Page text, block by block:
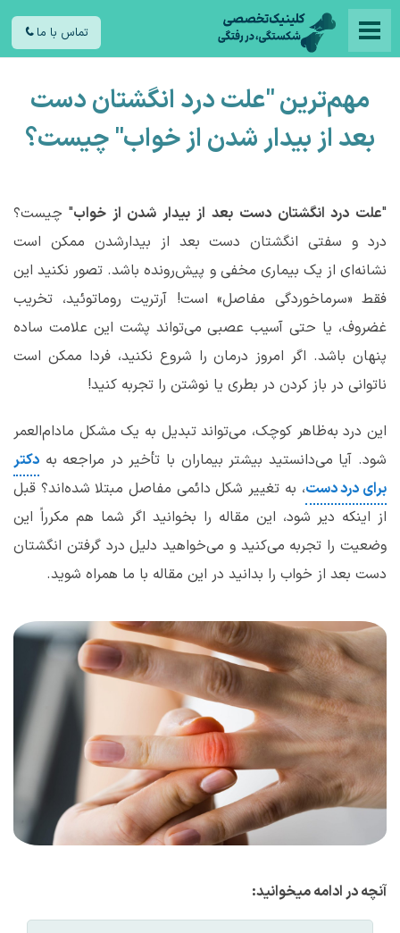
تماس با ما
مهم‌ترین "علت درد انگشتان دست
بعد از بیدار شدن از خواب" چیست؟
"علت درد انگشتان دست بعد از بیدار شدن از خواب" چیست؟
درد و سفتی انگشتان دست بعد از بیدارشدن ممکن است
نشانه‌ای از یک بیماری مخفی و پیش‌رونده باشد. تصور نکنید این
فقط «سرماخوردگی مفاصل» است! آرتریت روماتوئید، تخریب
غضروف، یا حتی آسیب عصبی می‌تواند پشت این علامت ساده
پنهان باشد. اگر امروز درمان را شروع نکنید، فردا ممکن است
ناتوانی در باز کردن در بطری یا نوشتن را تجربه کنید!
این درد به‌ظاهر کوچک، می‌تواند تبدیل به یک مشکل مادام‌العمر
شود. آیا می‌دانستید بیشتر بیماران با تأخیر در مراجعه به دکتر
برای درد دست، به تغییر شکل دائمی مفاصل مبتلا شده‌اند؟ قبل
از اینکه دیر شود، این مقاله را بخوانید اگر شما هم مکرراً این
وضعیت را تجربه می‌کنید و می‌خواهید دلیل درد گرفتن انگشتان
دست بعد از خواب را بدانید در این مقاله با ما همراه شوید.
آنچه در ادامه میخوانید: